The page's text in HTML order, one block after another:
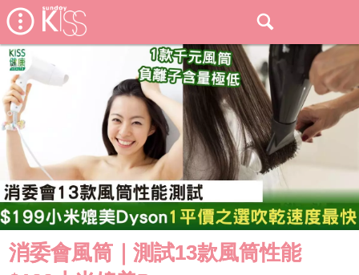
消委會風筒｜測試13款風筒性能